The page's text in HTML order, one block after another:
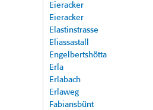
Eieracker
Eieracker
Elastinstrasse
Eliassastall
Engelbertshötta
Erla
Erlabach
Erlaweg
Fabiansbünt